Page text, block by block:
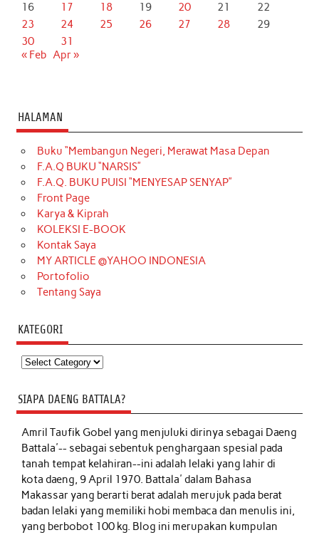
16
17 18 19 20 21
22
23
24 25 26 27 28
29
30
31
« Feb Apr »
HALAMAN
Buku “Membangun Negeri, Merawat Masa Depan
F.A.Q BUKU “NARSIS”
F.A.Q. BUKU PUISI “MENYESAP SENYAP”
Front Page
Karya & Kiprah
KOLEKSI E-BOOK
Kontak Saya
MY ARTICLE @YAHOO INDONESIA
Portofolio
Tentang Saya
KATEGORI
Kategori
SIAPA DAENG BATTALA?
Amril Taufik Gobelyang menjuluki dirinya sebagai Daeng
Battala'-- sebagai sebentuk penghargaan spesial pada
tanah tempat kelahiran--ini adalah lelaki yang lahir di
kota daeng, 9 April 1970. Battala' dalam Bahasa
Makassar yang berarti berat adalah merujuk pada berat
badan lelaki yang memiliki hobi membaca dan menulis ini,
yang berbobot 100 kg. Blog ini merupakan kumpulan